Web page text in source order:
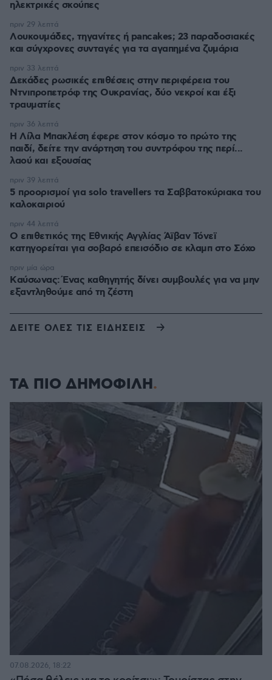
ηλεκτρικές σκούπες
Λουκουμάδες, τηγανίτες ή pancakes; 23 παραδοσιακές
και σύγχρονες συνταγές για τα αγαπημένα ζυμάρια
πριν 29 λεπτά
Δεκάδες ρωσικές επιθέσεις στην περιφέρεια του
Ντνιπροπετρόφ της Ουκρανίας, δύο νεκροί και έξι
τραυματίες
πριν 33 λεπτά
Η Λίλα Μπακλέση έφερε στον κόσμο το πρώτο της
παιδί, δείτε την ανάρτηση του συντρόφου της περί...
λαού και εξουσίας
πριν 36 λεπτά
5 προορισμοί για solo travellers τα Σαββατοκύριακα του
καλοκαιριού
πριν 39 λεπτά
Ο επιθετικός της Εθνικής Αγγλίας Άϊβαν Τόνεϊ
κατηγορείται για σοβαρό επεισόδιο σε κλαμπ στο Σόχο
πριν 44 λεπτά
Kαύσωνας: Ένας καθηγητής δίνει συμβουλές για να μην
εξαντληθούμε από τη ζέστη
πριν μία ώρα
ΔΕΙΤΕ ΟΛΕΣ ΤΙΣ ΕΙΔΗΣΕΙΣ
ΤΑ ΠΙΟ ΔΗΜΟΦΙΛΗ
07.08.2026, 18:22